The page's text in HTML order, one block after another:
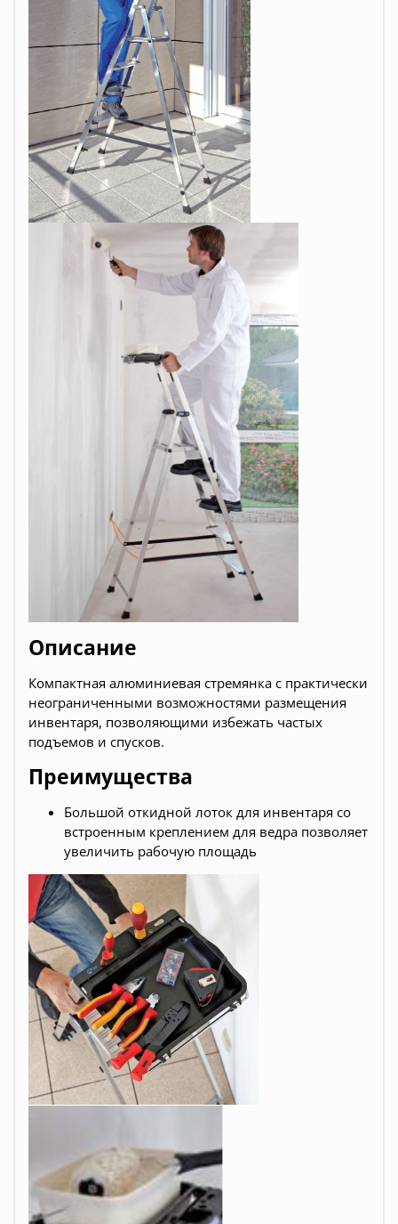
Описание
Компактная алюминиевая стремянка с практически
неограниченными возможностями размещения
инвентаря, позволяющими избежать частых
подъемов и спусков.
Преимущества
Большой откидной лоток для инвентаря со
встроенным креплением для ведра позволяет
увеличить рабочую площадь